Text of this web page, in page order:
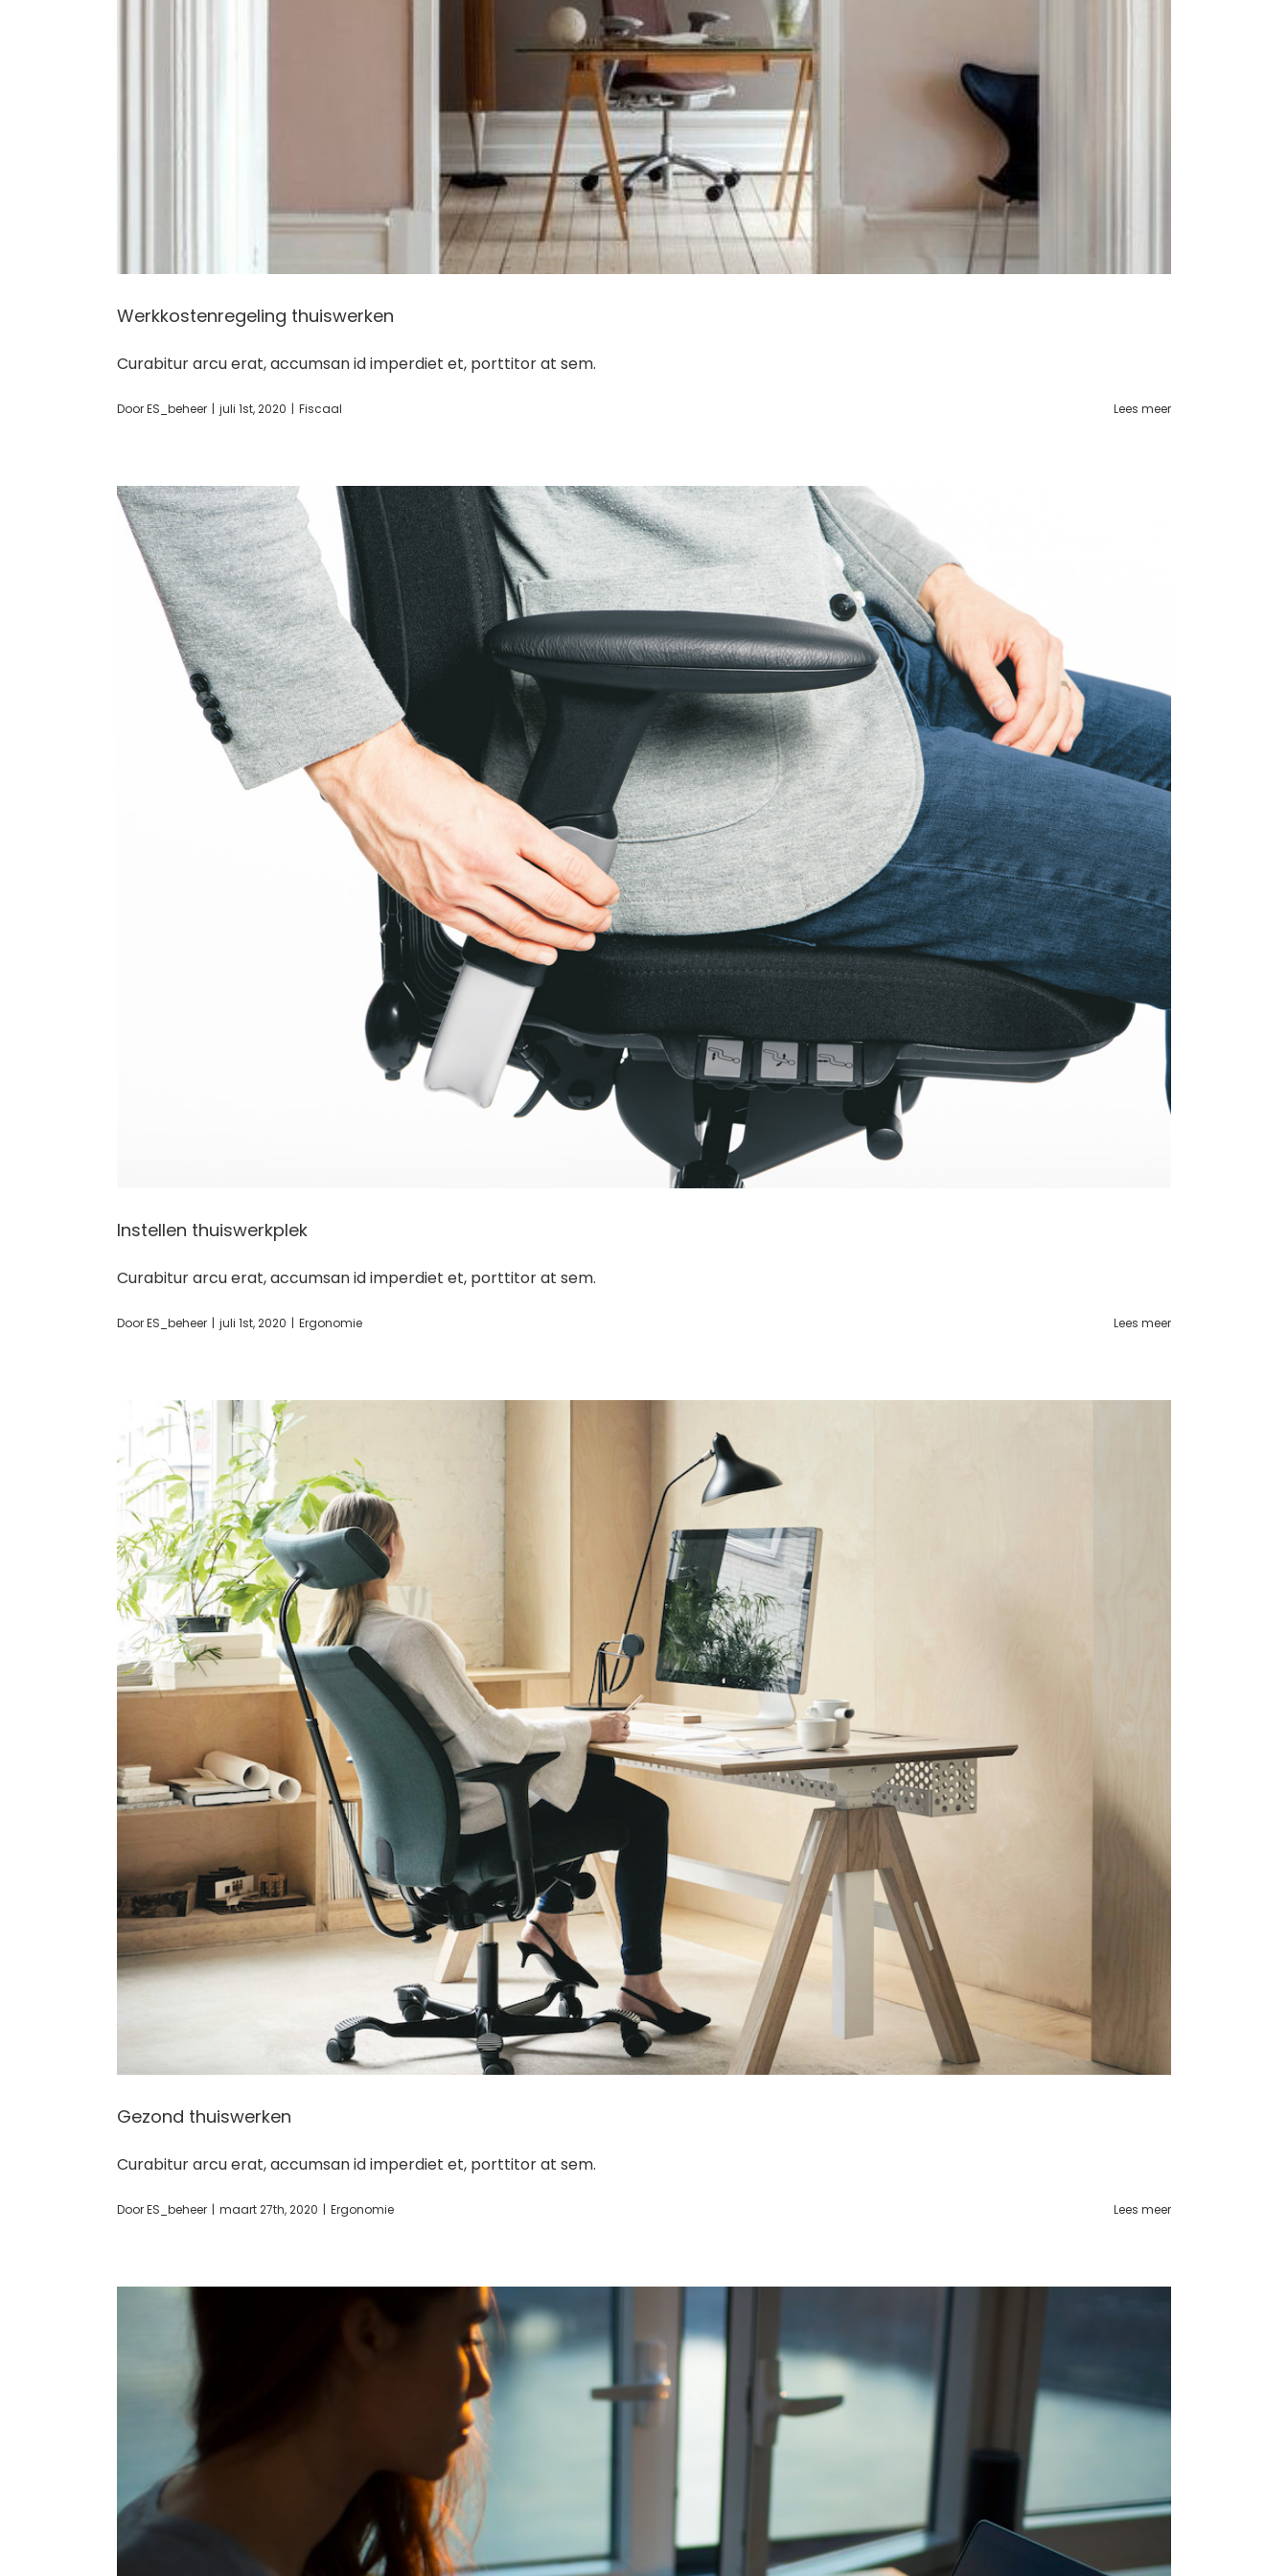
Werkkostenregeling thuiswerken
Curabitur arcu erat, accumsan id imperdiet et, porttitor at sem.
DoorES_beheer | juli 1st, 2020 | Fiscaal Lees meer
Instellen thuiswerkplek
Curabitur arcu erat, accumsan id imperdiet et, porttitor at sem.
DoorES_beheer juli 1st, 2020 Ergonomie Lees meer
Gezond thuiswerken
Curabitur arcu erat, accumsan id imperdiet et, porttitor at sem.
DoorES_beheer maart 27th, 2020 Ergonomie Lees meer